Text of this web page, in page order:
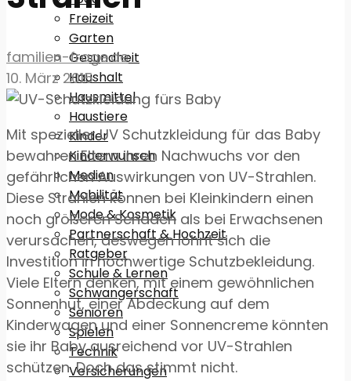
Freizeit
Garten
Gesundheit
Haushalt
Hausmittel
Haustiere
Kinder
Kinderwunsch
Medien
Mobilität
Mode & Kosmetik
Partnerschaft & Hochzeit
Ratgeber
Schule & Lernen
Schwangerschaft
Senioren
Spielen
Technik
Versicherungen
familien-frage.de
10. März 2015
Mit spezieller UV Schutzkleidung für das Baby
bewahren Eltern ihren Nachwuchs vor den
gefährlichen Auswirkungen von UV-Strahlen.
Diese Strahlen können bei Kleinkindern einen
noch größeren Schaden als bei Erwachsenen
verursachen, deswegen lohnt sich die
Investition in hochwertige Schutzbekleidung.
Viele Eltern denken, mit einem gewöhnlichen
Sonnenhut, einer Abdeckung auf dem
Kinderwagen und einer Sonnencreme könnten
sie ihr Baby ausreichend vor UV-Strahlen
schützen. Doch das stimmt nicht.